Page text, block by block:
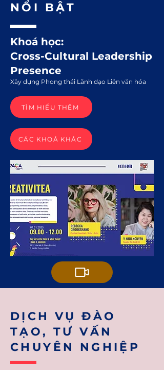
NỔI BẬT
Khoá học:
Cross-Cultural Leadership
Presence
Xây dựng Phong thái Lãnh đạo Liên văn hóa
TÌM HIỂU THÊM
CÁC KHOÁ KHÁC
DỊCH VỤ ĐÀO
TẠO, TƯ VẤN
CHUYÊN NGHIỆP